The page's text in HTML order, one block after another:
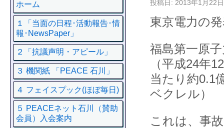
投稿日: 2013年1月22日
東京電力の
福島第一原
（平成24年
当たり約0.1
ベクレル）
これは、事
ホーム
１「当面の日程･活動報告･情
報･NewsPaper」
２「抗議声明・アピール」
３ 機関紙 「PEACE 石川」
４ フェイスプック(ほぼ毎日)
５ PEACEネット石川（賛助
会員）入会案内